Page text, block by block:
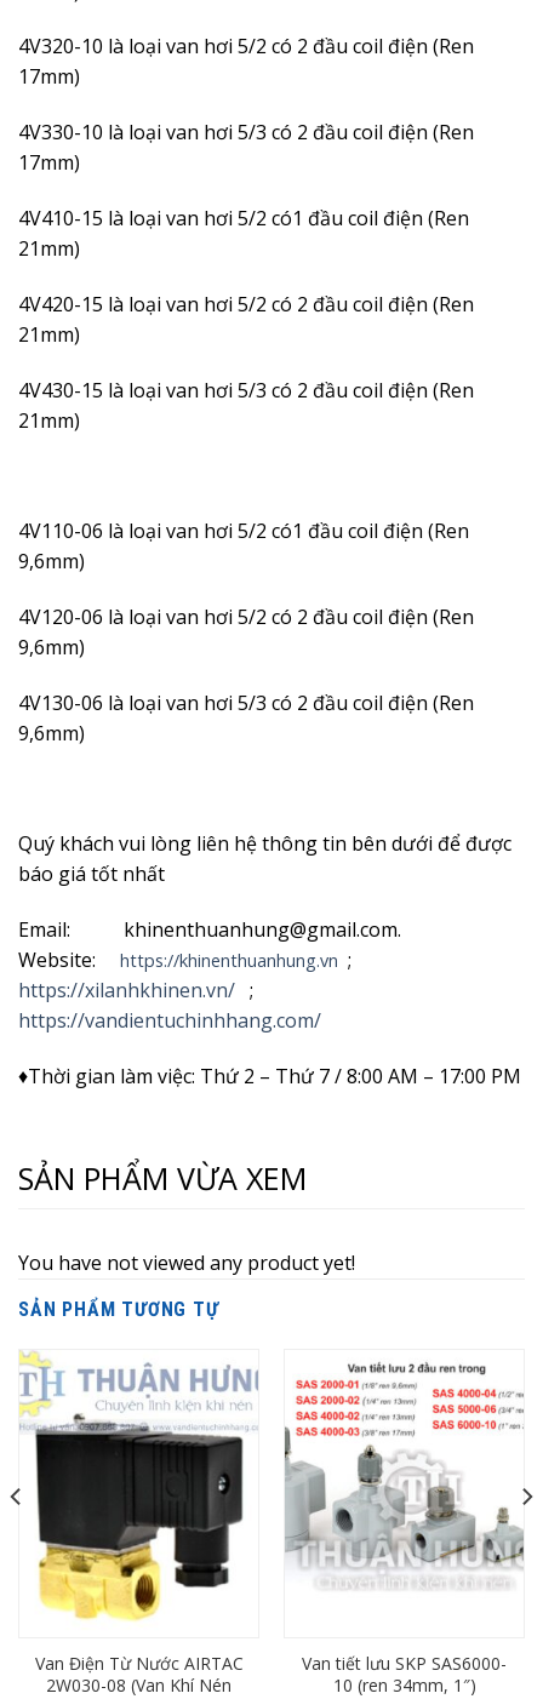
4V320-10 là loại van hơi 5/2 có 2 đầu coil điện (Ren
17mm)
4V330-10 là loại van hơi 5/3 có 2 đầu coil điện (Ren
17mm)
4V410-15 là loại van hơi 5/2 có1 đầu coil điện (Ren
21mm)
4V420-15 là loại van hơi 5/2 có 2 đầu coil điện (Ren
21mm)
4V430-15 là loại van hơi 5/3 có 2 đầu coil điện (Ren
21mm)
4V110-06 là loại van hơi 5/2 có1 đầu coil điện (Ren
9,6mm)
4V120-06 là loại van hơi 5/2 có 2 đầu coil điện (Ren
9,6mm)
4V130-06 là loại van hơi 5/3 có 2 đầu coil điện (Ren
9,6mm)
Quý khách vui lòng liên hệ thông tin bên dưới để được
báo giá tốt nhất
Email: khinenthuanhung@gmail.com.
Website: https://khinenthuanhung.vn ;
https://xilanhkhinen.vn/ ;
https://vandientuchinhhang.com/
♦Thời gian làm việc: Thứ 2 – Thứ 7 / 8:00 AM – 17:00 PM
SẢN PHẨM VỪA XEM
You have not viewed any product yet!
SẢN PHẨM TƯƠNG TỰ
Van Điện Từ Nước AIRTAC
2W030-08 (Van Khí Nén
Van tiết lưu SKP SAS6000-
10 (ren 34mm, 1″)